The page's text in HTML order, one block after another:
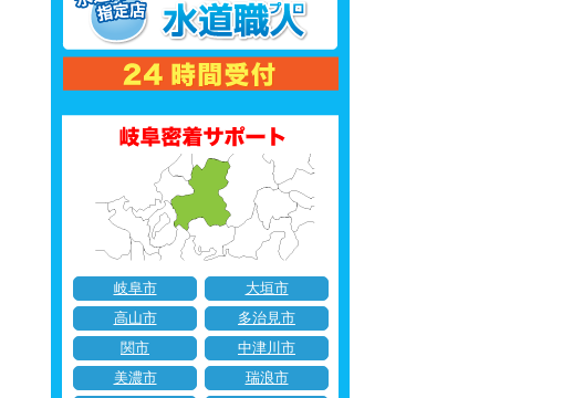
岐阜市
大垣市
高山市
多治見市
関市
中津川市
美濃市
瑞浪市